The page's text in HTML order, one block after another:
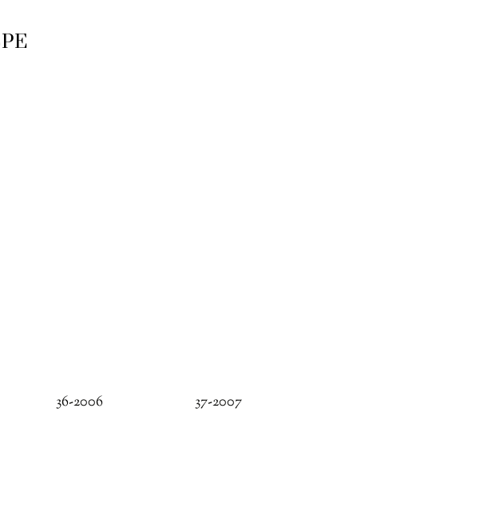
36-2006
37-2007